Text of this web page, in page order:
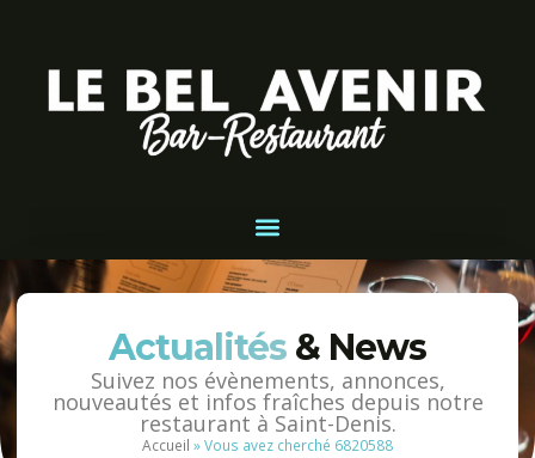
Actualités & News
Suivez nos évènements, annonces,
nouveautés et infos fraîches depuis notre
restaurant à Saint-Denis.
Accueil »Vous avez cherché 6820588